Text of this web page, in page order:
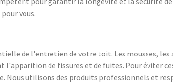
vous.
de l'entretien de votre toit. Les mousses,
de fissures et de fuites. Pour éviter
Nous utilisons des produits professionnels et